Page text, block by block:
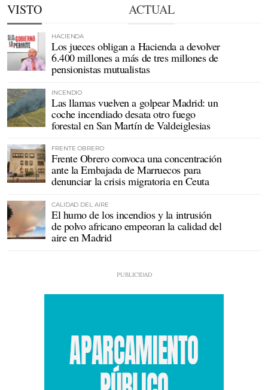
VISTO ACTUAL
HACIENDA
Los jueces obligan a Hacienda a devolver
6.400 millones a más de tres millones de
pensionistas mutualistas
INCENDIO
Las llamas vuelven a golpear Madrid: un
coche incendiado desata otro fuego
forestal en San Martín de Valdeiglesias
FRENTE OBRERO
Frente Obrero convoca una concentración
ante la Embajada de Marruecos para
denunciar la crisis migratoria en Ceuta
CALIDAD DEL AIRE
El humo de los incendios y la intrusión
de polvo africano empeoran la calidad del
aire en Madrid